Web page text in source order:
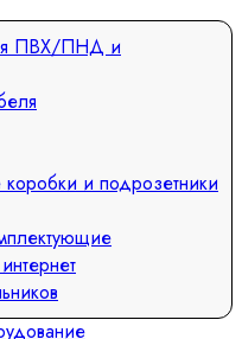
ПВХ/ПНД и
и подрозетники